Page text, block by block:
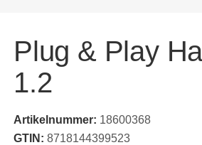
Plug & Play
1.2
Artikelnummer: 18600368
GTIN: 8718144399523